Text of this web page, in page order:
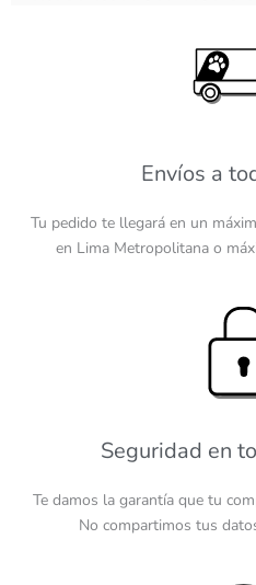
Envíos a
Tu pedido te llegará en un
en Lima Metropolitana o
Seguridad en
Te damos la garantía que tu
No compartimos tus